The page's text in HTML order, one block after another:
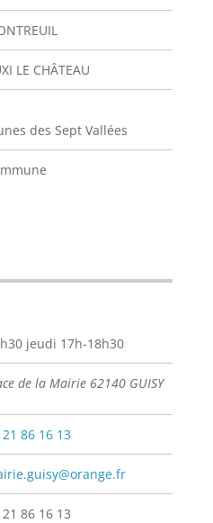
LE CHÂTEAU
des Sept Vallées
jeudi 17h-18h30
de la Mairie 62140 GUISY
86 16 13
86 16 13